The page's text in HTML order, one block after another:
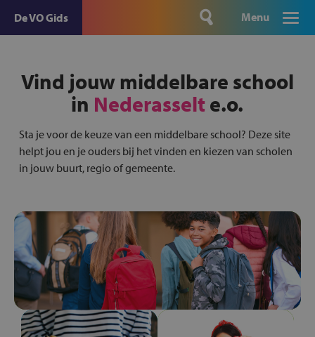
De VO Gids Menu
Vind jouw middelbare school
in Nederasselt e.o.
Sta je voor de keuze van een middelbare school? Deze site
helpt jou en je ouders bij het vinden en kiezen van scholen
in jouw buurt, regio of gemeente.